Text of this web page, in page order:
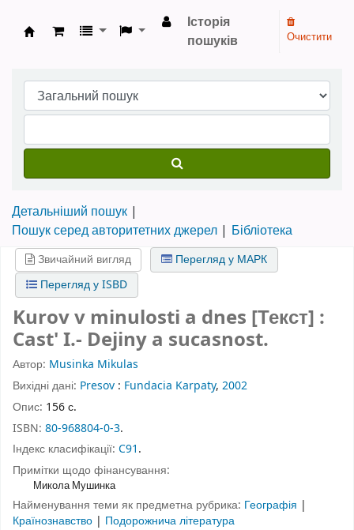
Бібліотека НТШ › Електронний каталог
Історія
пошуків
Очистити
Детальніший пошук
Пошук серед авторитетних джерел
Бібліотека
Звичайний вигляд
Перегляд у МАРК
Перегляд у ISBD
Kurov v minulosti a dnes [Текст] :
Cast' I.- Dejiny a sucasnost.
Автор: Musinka Mikulas
Вихідні дані: Presov : Fundacia Karpaty, 2002
Опис: 156 с.
ISBN: 80-968804-0-3.
Індекс класифікації: C91.
Примітки щодо фінансування:
Микола Мушинка
Найменування теми як предметна рубрика: Географія |
Країнознавство | Подорожнича література